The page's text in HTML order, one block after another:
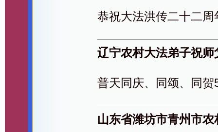
恭祝大法洪传二十二周
辽宁农村大法弟子祝师
普天同庆、同颂、同
山东省潍坊市青州市